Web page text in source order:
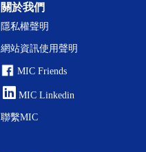
關於我們
隱私權聲明
網站資訊使用聲明
MIC Friends
MIC Linkedin
聯繫MIC